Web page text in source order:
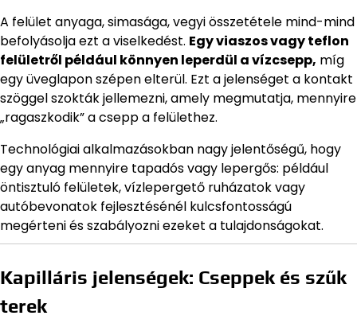
A felület anyaga, simasága, vegyi összetétele mind-mind
befolyásolja ezt a viselkedést. Egy viaszos vagy teflon
felületről például könnyen leperdül a vízcsepp, míg
egy üveglapon szépen elterül. Ezt a jelenséget a kontakt
szöggel szokták jellemezni, amely megmutatja, mennyire
„ragaszkodik” a csepp a felülethez.
Technológiai alkalmazásokban nagy jelentőségű, hogy
egy anyag mennyire tapadós vagy lepergős: például
öntisztuló felületek, vízlepergető ruházatok vagy
autóbevonatok fejlesztésénél kulcsfontosságú
megérteni és szabályozni ezeket a tulajdonságokat.
Kapilláris jelenségek: Cseppek és szűk
terek